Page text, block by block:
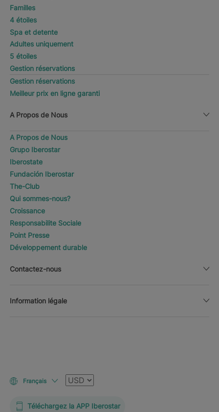
Familles
4 étoiles
Spa et detente
Adultes uniquement
5 étoiles
Gestion réservations
Gestion réservations
Meilleur prix en ligne garanti
A Propos de Nous
A Propos de Nous
Grupo Iberostar
Iberostate
Fundación Iberostar
The-Club
Qui sommes-nous?
Croissance
Responsabilite Sociale
Point Presse
Développement durable
Contactez-nous
Information légale
Français Devise
Téléchargez la APP Iberostar